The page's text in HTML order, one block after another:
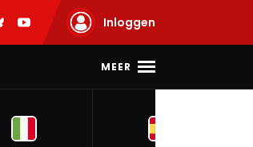
Inloggen
MEER